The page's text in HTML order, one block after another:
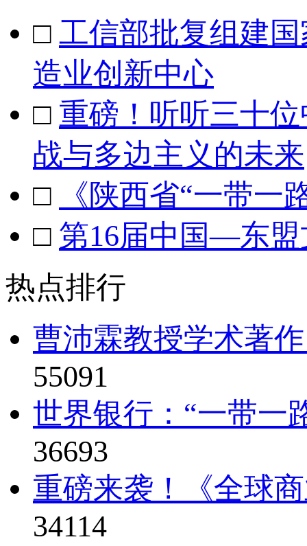
□ 工信部批复组建
造业创新中心
□ 重磅！听听三十
战与多边主义的未来
□
《陕西省“一带一
□ 第16届中国—东盟
热点排行
曹沛霖教授学术著
55091
世界银行：“一带一
36693
重磅来袭！《全球
34114